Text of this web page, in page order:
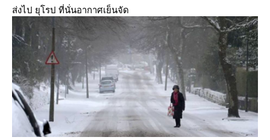
ส่งไป ยุโรป ที่นั่นอากาศเย็นจัด